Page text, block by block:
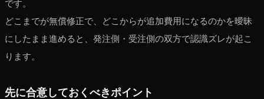
です。
どこまでが無償修正で、どこからが追加費用になるのかを曖昧
にしたまま進めると、発注側・受注側の双方で認識ズレが起こ
ります。
先に合意しておくべきポイント